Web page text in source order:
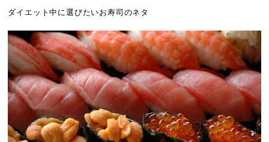
ダイエット中に選びたいお寿司のネタ